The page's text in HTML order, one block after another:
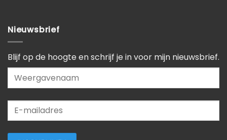
Nieuwsbrief
Blijf op de hoogte en schrijf je in voor mijn nieuwsbrief.